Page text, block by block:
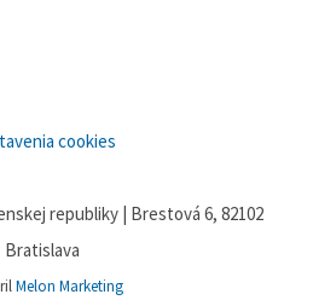
cookies
republiky | Brestová 6, 82102
Bratislava
Melon Marketing